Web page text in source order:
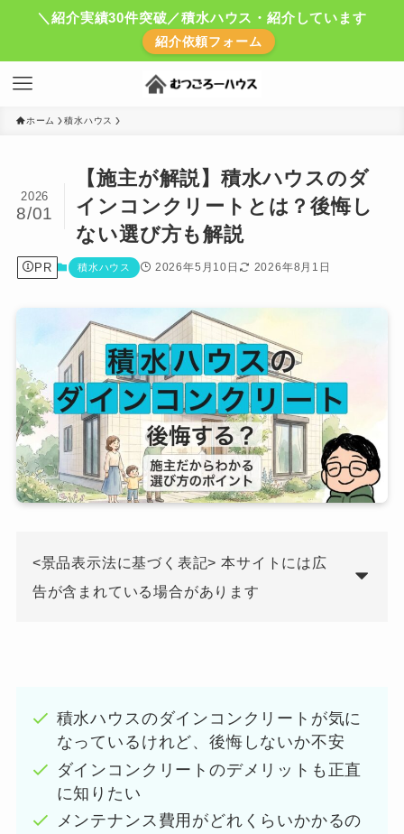
＼紹介実績30件突破／積水ハウス・紹介しています
紹介依頼フォーム
ホーム 積水ハウス
【施主が解説】積水ハウスのダ
インコンクリートとは？後悔し
ない選び方も解説
2026
8/01
PR 積水ハウス 2026年5月10日 2026年8月1日
<景品表示法に基づく表記> 本サイトには広
告が含まれている場合があります
積水ハウスのダインコンクリートが気に
なっているけれど、後悔しないか不安
ダインコンクリートのデメリットも正直
に知りたい
メンテナンス費用がどれくらいかかるの